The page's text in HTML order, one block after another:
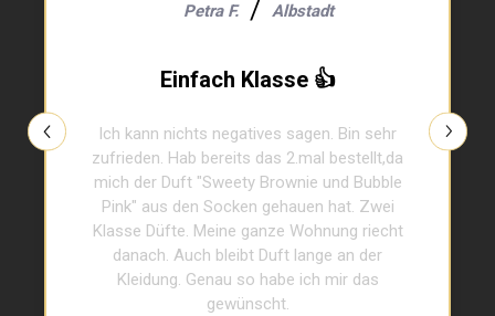
Petra F. Albstadt
Einfach Klasse 👍
Ich kann nichts negatives sagen. Bin sehr
zufrieden. Hab bereits das 2.mal bestellt,da
mich der Duft "Sweety Brownie und Bubble
Pink" aus den Socken gehauen hat. Zwei
Klasse Düfte. Meine ganze Wohnung riecht
danach. Auch bleibt Duft lange an der
Kleidung. Genau so habe ich mir das
gewünscht.